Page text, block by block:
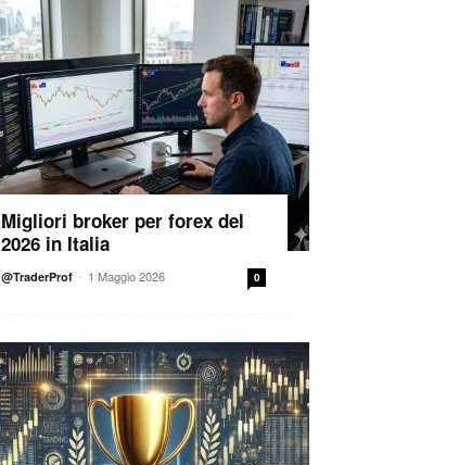
Migliori broker per forex del
2026 in Italia
@TraderProf - 1 Maggio 2026 0